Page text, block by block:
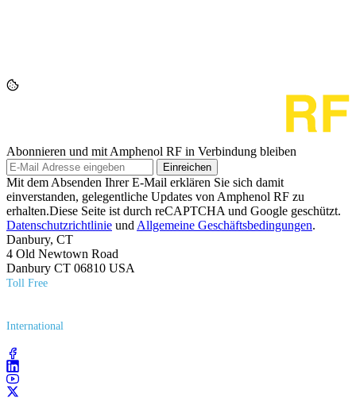
Abonnieren und mit Amphenol RF in Verbindung bleiben
Einreichen
Mit dem Absenden Ihrer E-Mail erklären Sie sich damit
einverstanden, gelegentliche Updates von Amphenol RF zu
erhalten.Diese Seite ist durch reCAPTCHA und Google geschützt.
Datenschutzrichtlinie und Allgemeine Geschäftsbedingungen.
Danbury, CT
4 Old Newtown Road
Danbury CT 06810 USA
Toll Free
International